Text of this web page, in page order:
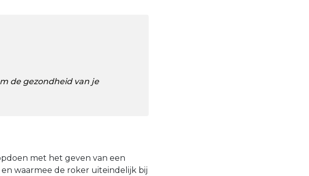
de gezondheid van je
met het geven van een
waarmee de roker uiteindelijk bij